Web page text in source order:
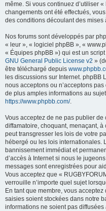
même. Si vous continuez d’utiliser
changements ont été effectués,
des conditions découlant des mises
Nos forums sont développés par
« leur », « logiciel phpBB », «
« Équipes phpBB ») qui est un
GNU General Public License v2 »
être téléchargé depuis
les discussions sur Internet. phpBB
nous acceptons ou n’acceptons
de plus amples informations au
https://www.phpbb.com/.
Vous acceptez de ne pas publier
diffamatoire, choquant, menaçant,
peut transgresser les lois de votre
hébergé ou les lois internationales.
bannissement immédiat et
d’accès à Internet si nous le
messages sont enregistrées pour
Vous acceptez que «
verrouille n’importe quel sujet
En tant que membre, vous
saisies soient stockées dans notre
informations ne soient pas